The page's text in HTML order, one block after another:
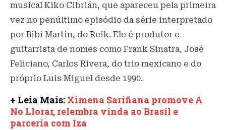
musical Kiko Cibrián, que apareceu pela primeira
vez no penúltimo episódio da série interpretado
por Bibi Martin, do Reik. Ele é produtor e
guitarrista de nomes como Frank Sinatra, José
Feliciano, Carlos Rivera, do trio mexicano e do
próprio Luis Miguel desde 1990.
+ Leia Mais: Ximena Sariñana promove A
No Llorar, relembra vinda ao Brasil e
parceria com Iza